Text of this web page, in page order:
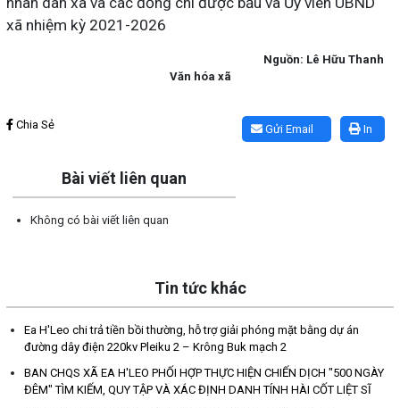
xã nhiệm kỳ 2021-2026
Nguồn: Lê Hữu Thanh
Văn hóa xã
In
Gửi Email
Chia Sẻ
Bài viết liên quan
Không có bài viết liên quan
Tin tức khác
Ea H'Leo chi trả tiền bồi thường, hỗ trợ giải phóng mặt bằng dự án
đường dây điện 220kv Pleiku 2 – Krông Buk mạch 2
BAN CHQS XÃ EA H'LEO PHỐI HỢP THỰC HIỆN CHIẾN DỊCH "500 NGÀY
ĐÊM" TÌM KIẾM, QUY TẬP VÀ XÁC ĐỊNH DANH TÍNH HÀI CỐT LIỆT SĨ